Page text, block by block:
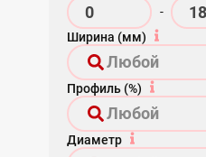
-
Ширина (мм)
Профиль (%)
Диаметр